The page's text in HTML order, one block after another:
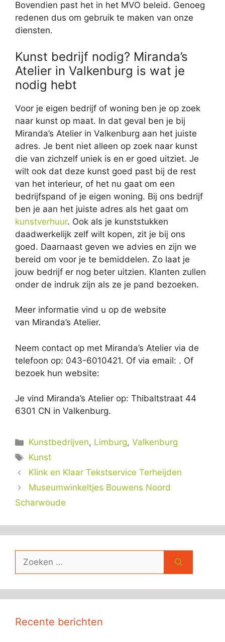
Bovendien past het in het MVO beleid. Genoeg
redenen dus om gebruik te maken van onze
diensten.
Kunst bedrijf nodig? Miranda’s
Atelier in Valkenburg is wat je
nodig hebt
Voor je eigen bedrijf of woning ben je op zoek
naar kunst op maat. In dat geval ben je bij
Miranda’s Atelier in Valkenburg aan het juiste
adres. Je bent niet alleen op zoek naar kunst
die van zichzelf uniek is en er goed uitziet. Je
wilt ook dat deze kunst goed past bij de rest
van het interieur, of het nu gaat om een
bedrijfspand of je eigen woning. Bij ons bedrijf
ben je aan het juiste adres als het gaat om
kunstverhuur. Ook als je kunststukken
daadwerkelijk zelf wilt kopen, zit je bij ons
goed. Daarnaast geven we advies en zijn we
bereid om voor je te bemiddelen. Zo laat je
jouw bedrijf er nog beter uitzien. Klanten zullen
onder de indruk zijn als ze je pand bezoeken.
Meer informatie vind u op de website
van Miranda’s Atelier.
Neem contact op met Miranda’s Atelier via de
telefoon op: 043-6010421. Of via email: . Of
bezoek hun website:
Je vind Miranda’s Atelier op: Thibaltstraat 44
6301 CN in Valkenburg.
Categorieën
Kunstbedrijven, Limburg,Valkenburg
Tags
Kunst
Klink en Klaar Tekstservice Terheijden
Museumwinkeltjes Bouwens Noord
Scharwoude
Zoek
Recente berichten